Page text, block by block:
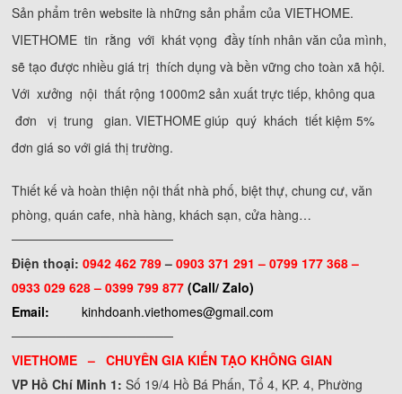
Sản phẩm trên website là những sản phẩm của VIETHOME.
VIETHOME tin rằng với khát vọng đầy tính nhân văn của mình,
sẽ tạo được nhiều giá trị thích dụng và bền vững cho toàn xã hội.
Với xưởng nội thất rộng 1000m2 sản xuất trực tiếp, không qua
đơn vị trung gian. VIETHOME giúp quý khách tiết kiệm 5%
đơn giá so với giá thị trường.
Thiết kế và hoàn thiện nội thất nhà phố, biệt thự, chung cư, văn
phòng, quán cafe, nhà hàng, khách sạn, cửa hàng…
──────────────────
Điện thoại:0942 462 789–0903 371 291 –0799 177 368 –
0933 029 628 – 0399 799 877(Call/ Zalo)
Email:
kinhdoanh.viethomes@gmail.com
──────────────────
VIETHOME – CHUYÊN GIA KIẾN TẠO KHÔNG GIAN
VP Hồ Chí Minh 1: Số 19/4 Hồ Bá Phấn, Tổ 4, KP. 4, Phường